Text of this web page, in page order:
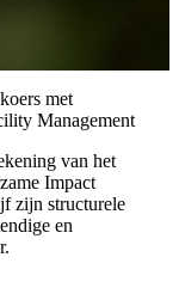
met
Management
van het
Impact
zijn structurele
en